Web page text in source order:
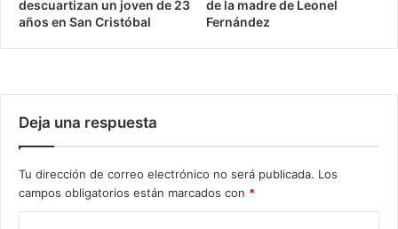
descuartizan un joven de 23
años en San Cristóbal
de la madre de Leonel
Fernández
Deja una respuesta
Tu dirección de correo electrónico no será publicada. Los
campos obligatorios están marcados con *